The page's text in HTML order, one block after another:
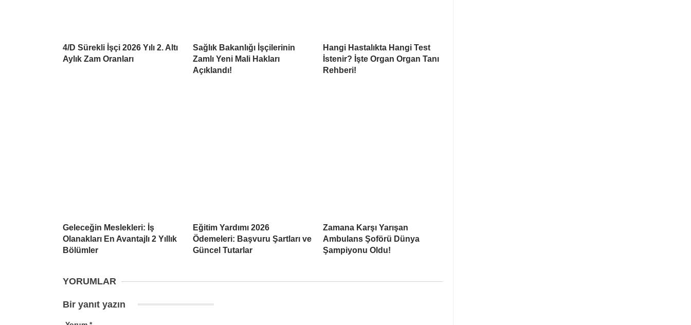
4/D Sürekli İşçi 2026 Yılı 2. Altı
Aylık Zam Oranları
Sağlık Bakanlığı İşçilerinin
Zamlı Yeni Mali Hakları
Açıklandı!
Hangi Hastalıkta Hangi Test
İstenir? İşte Organ Organ Tanı
Rehberi!
Geleceğin Meslekleri: İş
Olanakları En Avantajlı 2 Yıllık
Bölümler
Eğitim Yardımı 2026
Ödemeleri: Başvuru Şartları ve
Güncel Tutarlar
Zamana Karşı Yarışan
Ambulans Şoförü Dünya
Şampiyonu Oldu!
YORUMLAR
Bir yanıt yazın